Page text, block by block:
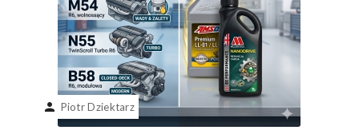
person Piotr Dziektarz